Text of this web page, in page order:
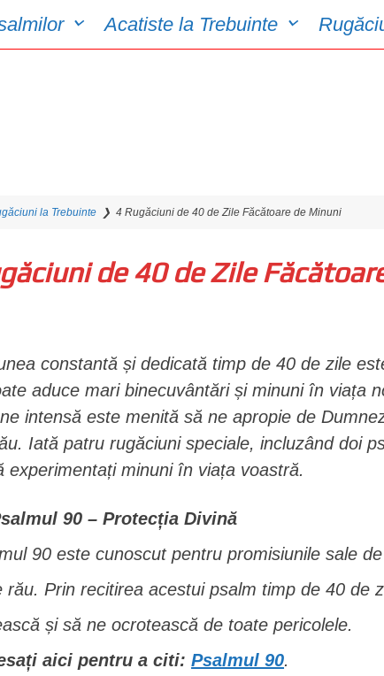
Acatiste la Trebuinte
la Trebuinte ❯4 Rugăciuni de 40 de Zile Făcătoare de Minuni
de 40 de Zile
constantă și dedicată timp de 40 de zile
aduce mari binecuvântări și minuni în viața
intensă este menită să ne apropie de
Iată patru rugăciuni speciale, incluzând doi
experimentați minuni în viața voastră.
90 – Protecția Divină
90 este cunoscut pentru promisiunile sale
rău. Prin recitirea acestui psalm timp de 40 de
și să ne ocrotească de toate pericolele.
aici pentru a citi:Psalmul 90.